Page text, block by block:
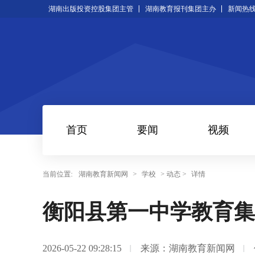
湖南出版投资控股集团主管 湖南教育报刊集团主办 新闻热
首页 要闻 视频
当前位置: 湖南教育新闻网 > 学校 > 动态 > 详情
衡阳县第一中学教育
2026-05-22 09:28:15 来源：湖南教育新闻网